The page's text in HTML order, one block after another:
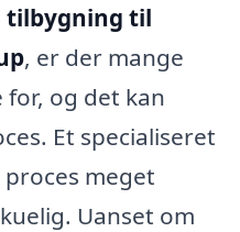
tilbygning til
, er der mange
og det kan
Et specialiseret
meget
Uanset om